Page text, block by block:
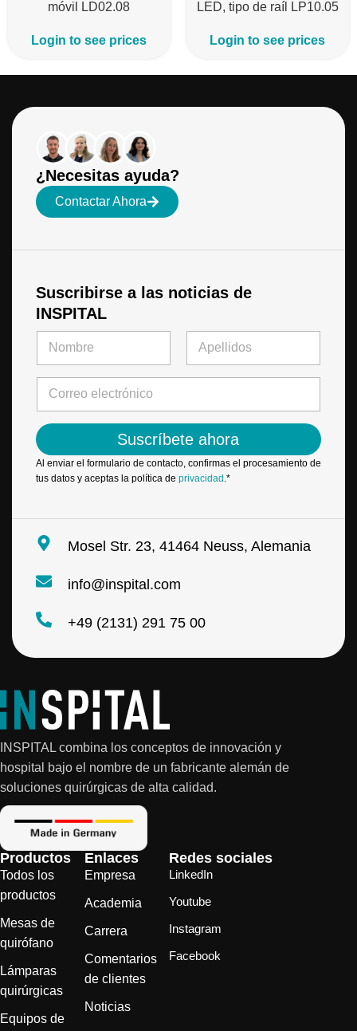
móvil LD02.08
Login to see prices
LED, tipo de raíl LP10.05
Login to see prices
¿Necesitas ayuda?
Contactar Ahora
Suscribirse a las noticias de
INSPITAL
n
i
c
o
l
e
c
r
n
o
m
e
*
r
r
e
o
e
c
t
r
n
c
o
Suscríbete ahora
Al enviar el formulario de contacto, confirmas el procesamiento de
tus datos y aceptas la política de privacidad .*
Mosel Str. 23, 41464 Neuss, Alemania
info@inspital.com
+49 (2131) 291 75 00
INSPITAL combina los conceptos de innovación y
hospital bajo el nombre de un fabricante alemán de
soluciones quirúrgicas de alta calidad.
Productos
Todos los
productos
Mesas de
quirófano
Lámparas
quirúrgicas
Equipos de
Enlaces
Empresa
Academia
Carrera
Comentarios
de clientes
Noticias
Redes sociales
LinkedIn
Youtube
Instagram
Facebook